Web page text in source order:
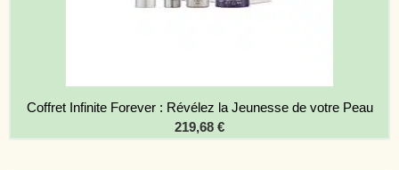
Coffret Infinite Forever : Révélez la Jeunesse de votre Peau
219,68 €